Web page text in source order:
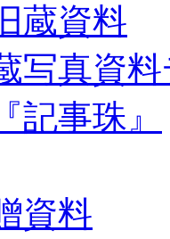
蔵資料
写真資
記事珠』
資料